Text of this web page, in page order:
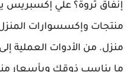
إنفاق ثروة؟ علي
منتجات وإكسسوارات المنزل
منزل. من الأدوات العملية
ما يناسب ذوقك وبأسعار